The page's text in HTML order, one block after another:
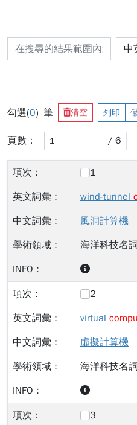
勾選(0) 筆 清空 列印
頁數： / 6
1
wind-tunnel
風洞計算機
海洋科技名
2
virtual
虛擬計算機
海洋科技名
3